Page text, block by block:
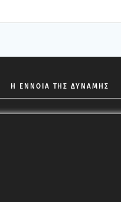
Η ΕΝΝΟΙΑ ΤΗΣ ΔΥΝΑΜΗΣ